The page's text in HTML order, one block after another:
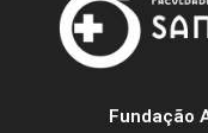
Fundação